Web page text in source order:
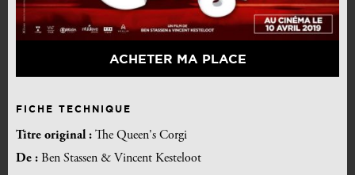
ACHETER MA PLACE
FICHE TECHNIQUE
Titre original : The Queen's Corgi
De : Ben Stassen & Vincent Kesteloot